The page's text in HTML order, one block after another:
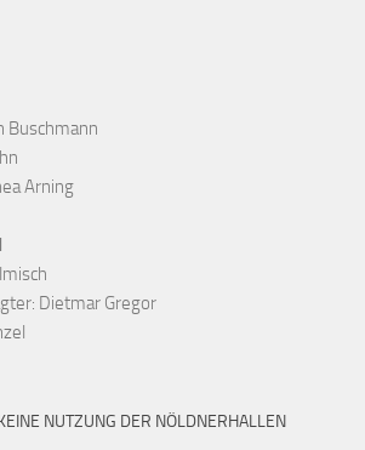
Buschmann
Arning
Dietmar Gregor
NUTZUNG DER NÖLDNERHALLEN